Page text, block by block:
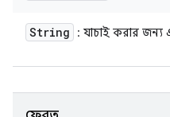
String : যাচাই করার জন্য